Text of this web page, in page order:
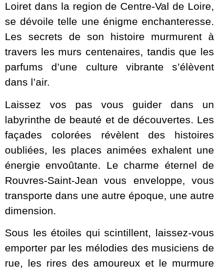
Loiret dans la region de Centre-Val de Loire,
se dévoile telle une énigme enchanteresse.
Les secrets de son histoire murmurent à
travers les murs centenaires, tandis que les
parfums d’une culture vibrante s’élèvent
dans l’air.
Laissez vos pas vous guider dans un
labyrinthe de beauté et de découvertes. Les
façades colorées révèlent des histoires
oubliées, les places animées exhalent une
énergie envoûtante. Le charme éternel de
Rouvres-Saint-Jean vous enveloppe, vous
transporte dans une autre époque, une autre
dimension.
Sous les étoiles qui scintillent, laissez-vous
emporter par les mélodies des musiciens de
rue, les rires des amoureux et le murmure